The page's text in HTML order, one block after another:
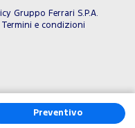
Preventivo
Gruppo Ferrari S.P.A.
Termini e condizioni